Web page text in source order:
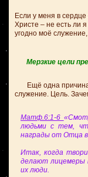
Если у меня в
Христе – не есть ли
угодно моё
Мерзкие цели
Ещё одна причина,
служение. Цель.
Матф.6:1-6
людьми с тем,
награды от Отца
Итак, когда
делают лицемеры
их люди.